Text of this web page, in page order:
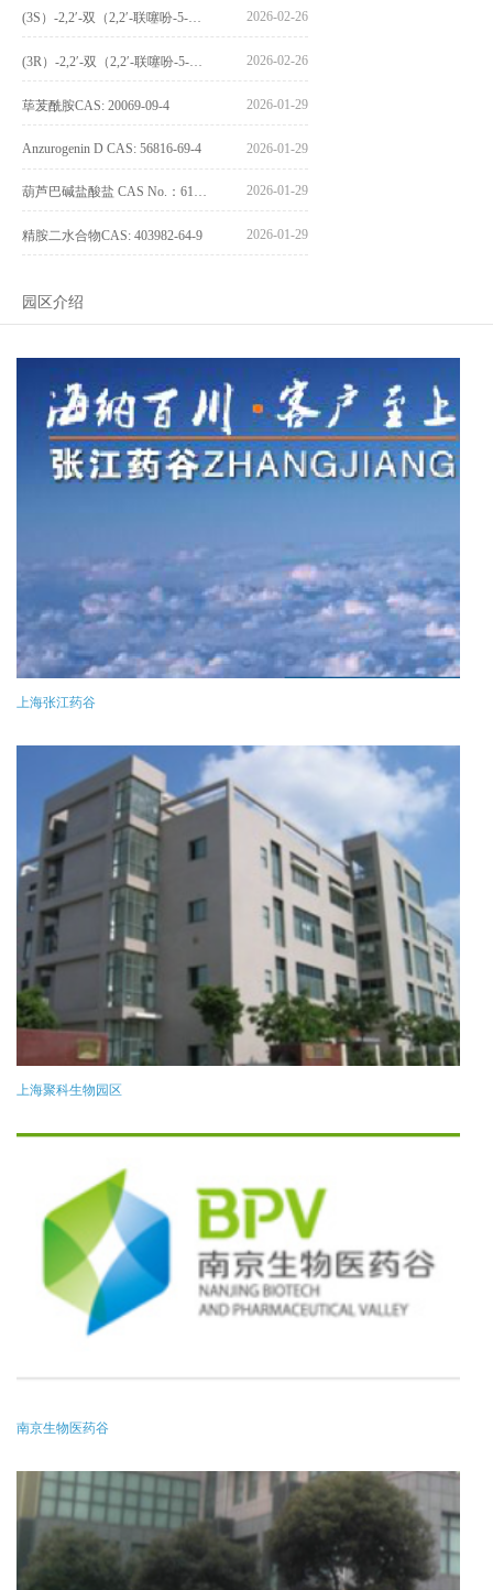
2026-02-26
2026-02-26
荜茇酰胺CAS: 20069-09-4 2026-01-29
Anzurogenin D CAS: 56816-69-4 2026-01-29
2026-01-29
精胺二水合物CAS: 403982-64-9 2026-01-29
园区介绍
上海张江药谷
上海聚科生物园区
南京生物医药谷